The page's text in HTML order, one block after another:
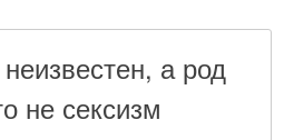
а род
не сексизм